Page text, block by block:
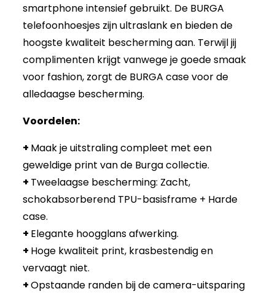
smartphone intensief gebruikt. De BURGA
telefoonhoesjes zijn ultraslank en bieden de
hoogste kwaliteit bescherming aan. Terwijl jij
complimenten krijgt vanwege je goede smaak
voor fashion, zorgt de BURGA case voor de
alledaagse bescherming.
Voordelen:
+ Maak je uitstraling compleet met een
geweldige print van de Burga collectie.
+ Tweelaagse bescherming: Zacht,
schokabsorberend TPU-basisframe + Harde
case.
+ Elegante hoogglans afwerking.
+ Hoge kwaliteit print, krasbestendig en
vervaagt niet.
+Opstaande randen bij de camera-uitsparing